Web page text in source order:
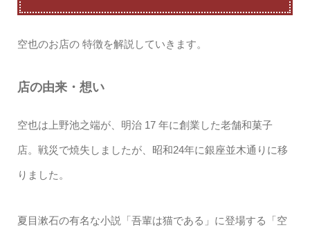
空也のお店の 特徴を解説していきます。
店の由来・想い
空也は上野池之端が、明治 17 年に創業した老舗和菓子
店。戦災で焼失しましたが、昭和24年に銀座並木通りに移
りました。
夏目漱石の有名な小説「吾輩は猫である」に登場する「空